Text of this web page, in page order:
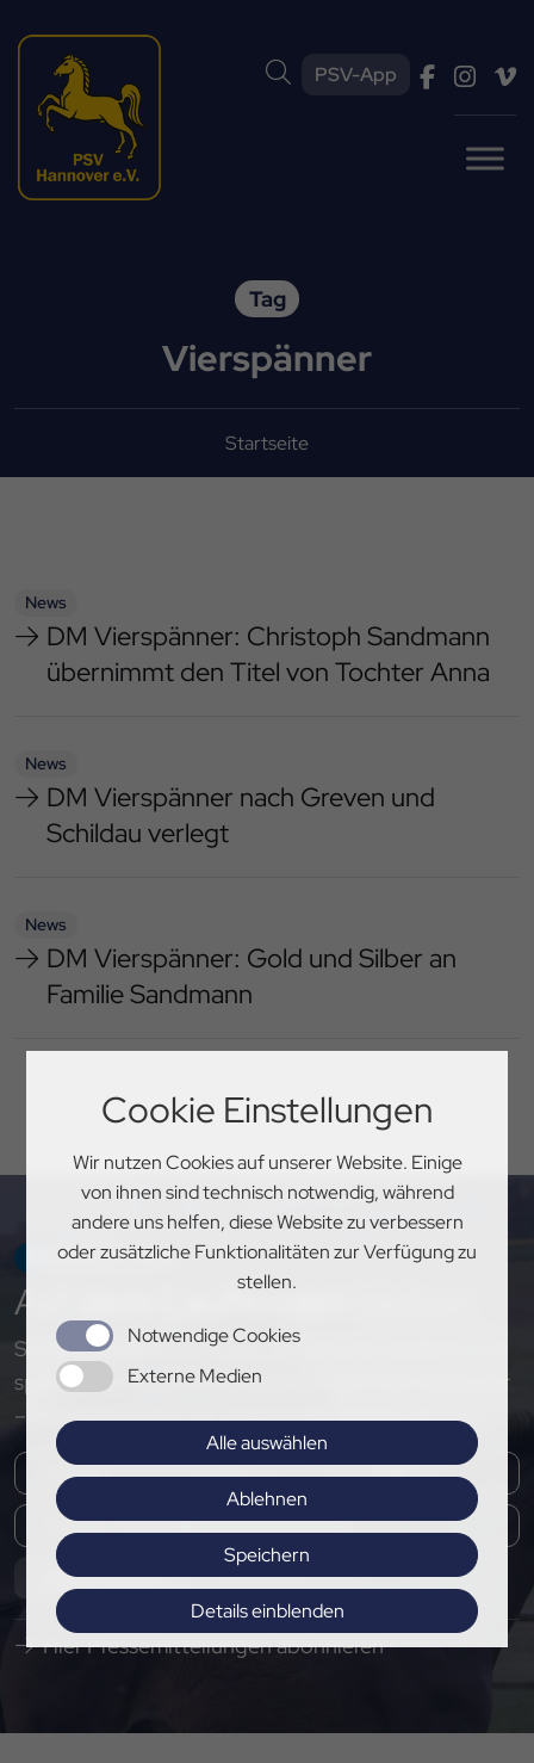
Cookie Einstellungen
Wir nutzen Cookies auf unserer Website. Einige
von ihnen sind technisch notwendig, während
andere uns helfen, diese Website zu verbessern
oder zusätzliche Funktionalitäten zur Verfügung zu
stellen.
Notwendige Cookies
Externe Medien
Alle auswählen
Ablehnen
Speichern
Details einblenden
Impressum| Datenschutz
PSV-App
Tag
Vierspänner
Startseite
News
DM Vierspänner: Christoph Sandmann
übernimmt den Titel von Tochter Anna
News
DM Vierspänner nach Greven und
Schildau verlegt
News
DM Vierspänner: Gold und Silber an
Familie Sandmann
NEWSLETTER
Auf dem Laufenden
Sichere dir exklusive Einblicke, aktuelle Updates und
spannende Neuigkeiten rund um den PSV Hannover
– melde dich jetzt für unseren Newsletter an!
Abonnieren
Hier Pressemitteilungen abonnieren